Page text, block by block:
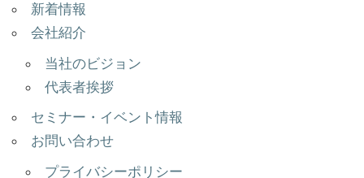
新着情報
会社紹介
当社のビジョン
代表者挨拶
セミナー・イベント情報
お問い合わせ
プライバシーポリシー